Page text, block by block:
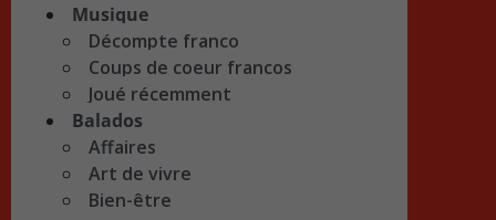
Musique
Décompte franco
Coups de coeur francos
Joué récemment
Balados
Affaires
Art de vivre
Bien-être